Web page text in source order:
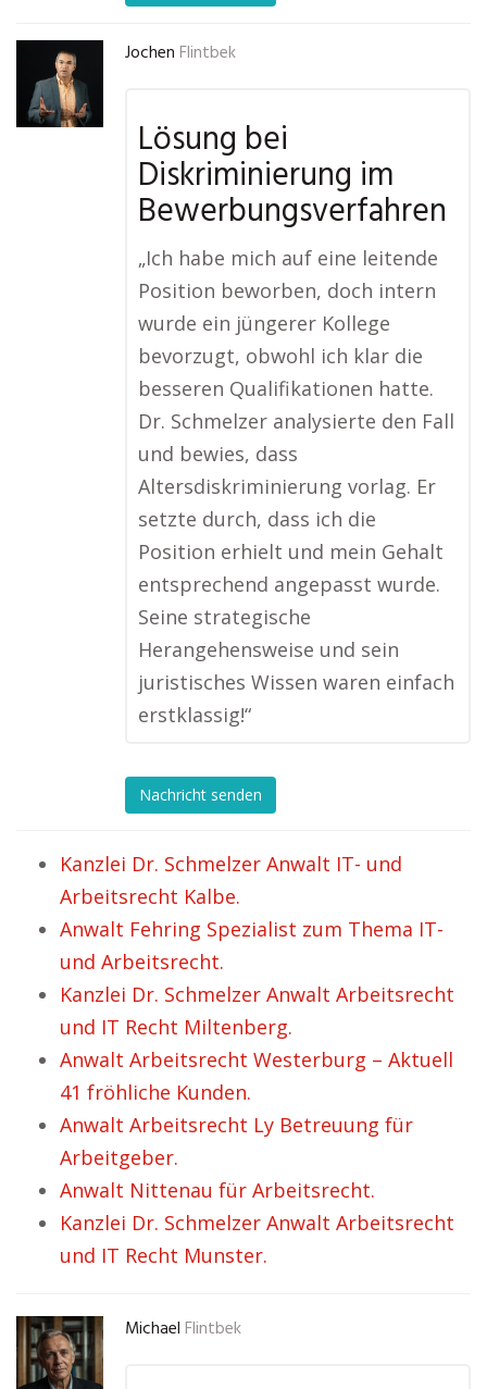
Jochen Flintbek
Lösung bei
Diskriminierung im
Bewerbungsverfahren
„Ich habe mich auf eine leitende
Position beworben, doch intern
wurde ein jüngerer Kollege
bevorzugt, obwohl ich klar die
besseren Qualifikationen hatte.
Dr. Schmelzer analysierte den Fall
und bewies, dass
Altersdiskriminierung vorlag. Er
setzte durch, dass ich die
Position erhielt und mein Gehalt
entsprechend angepasst wurde.
Seine strategische
Herangehensweise und sein
juristisches Wissen waren einfach
erstklassig!“
Nachricht senden
Kanzlei Dr. Schmelzer Anwalt IT- und
Arbeitsrecht Kalbe.
Anwalt Fehring Spezialist zum Thema IT-
und Arbeitsrecht.
Kanzlei Dr. Schmelzer Anwalt Arbeitsrecht
und IT Recht Miltenberg.
Anwalt Arbeitsrecht Westerburg – Aktuell
41 fröhliche Kunden.
Anwalt Arbeitsrecht Ly Betreuung für
Arbeitgeber.
Anwalt Nittenau für Arbeitsrecht.
Kanzlei Dr. Schmelzer Anwalt Arbeitsrecht
und IT Recht Munster.
Michael Flintbek